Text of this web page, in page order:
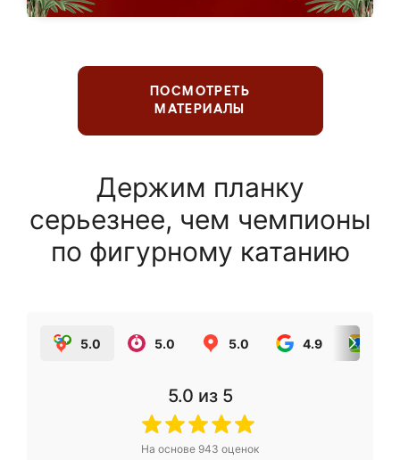
ПОСМОТРЕТЬ
МАТЕРИАЛЫ
Держим планку
серьезнее, чем чемпионы
по фигурному катанию
5.0 5.0 5.0 4.9
5.0 из 5
На основе 943 оценок